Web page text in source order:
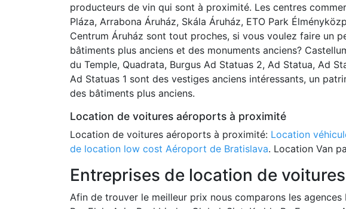
producteurs de vin qui sont à proximité. Les centres
Pláza, Arrabona Áruház, Skála Áruház, ETO Park
Centrum Áruház sont tout proches, si vous voulez faire un
bâtiments plus anciens et des monuments anciens?
du Temple, Quadrata, Burgus Ad Statuas 2, Ad Statua, Ad
Ad Statuas 1 sont des vestiges anciens intéressants, un
des bâtiments plus anciens.
Location de voitures aéroports à proximité
Location de voitures aéroports à proximité: Location
de location low cost Aéroport de Bratislava. Location Van
Entreprises de location de
Afin de trouver le meilleur prix nous comparons les